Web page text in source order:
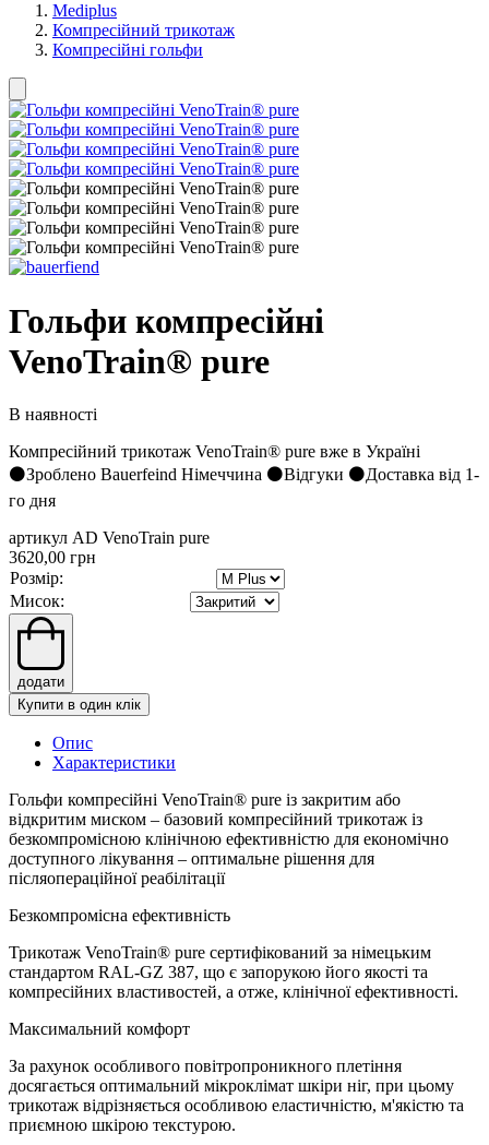
Mediplus
Компресійний трикотаж
Компресійні гольфи
Гольфи компресійні
VenoTrain® pure
В наявності
Компресійний трикотаж VenoTrain® pure вже в Україні
⚫Зроблено Bauerfeind Німеччина ⚫Відгуки ⚫Доставка від 1-
го дня
артикул AD VenoTrain pure
3620,00 грн
Розмір:
Мисок:
додати
Купити в один клік
Опис
Характеристики
Гольфи компресійні VenoTrain® pure із закритим або
відкритим миском – базовий компресійний трикотаж із
безкомпромісною клінічною ефективністю для економічно
доступного лікування – оптимальне рішення для
післяопераційної реабілітації
Безкомпромісна ефективність
Трикотаж VenoTrain® pure сертифікований за німецьким
стандартом RAL-GZ 387, що є запорукою його якості та
компресійних властивостей, а отже, клінічної ефективності.
Максимальний комфорт
За рахунок особливого повітропроникного плетіння
досягається оптимальний мікроклімат шкіри ніг, при цьому
трикотаж відрізняється особливою еластичністю, м'якістю та
приємною шкірою текстурою.